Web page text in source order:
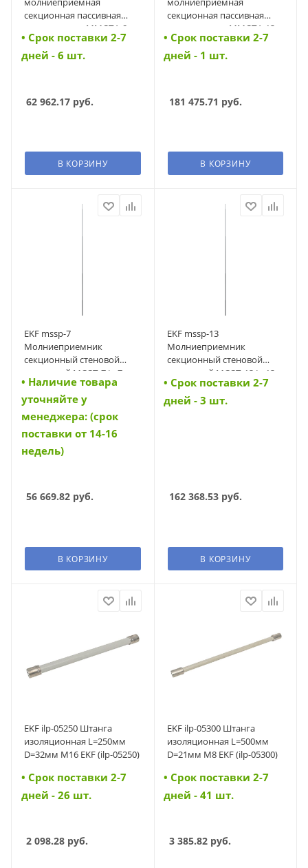
секционная пассивная
алюминиевая ММСПА-8
L=8м Al EKF (mmspa-8)
• Cрок поставки 2-7
дней - 6 шт.
62 962.17 руб.
В КОРЗИНУ
секционная пассивная
алюминиевая ММСПА-13
L=13м Al EKF (mmspa-13)
• Cрок поставки 2-7
дней - 1 шт.
181 475.71 руб.
В КОРЗИНУ
EKF mssp-7
Молниеприемник
секционный стеновой
пассивный МССП-7 L=7м
EKF (mssp-7)
• Наличие товара
уточняйте у
менеджера: (срок
поставки от 14-16
недель)
56 669.82 руб.
В КОРЗИНУ
EKF mssp-13
Молниеприемник
секционный стеновой
пассивный МССП-13 L=13м
EKF (mssp-13)
• Cрок поставки 2-7
дней - 3 шт.
162 368.53руб.
В КОРЗИНУ
EKF ilp-05250 Штанга
изоляционная L=250мм
D=32мм М16 EKF (ilp-05250)
• Cрок поставки 2-7
дней - 26 шт.
2 098.28 руб.
EKF ilp-05300 Штанга
изоляционная L=500мм
D=21мм М8 EKF (ilp-05300)
• Cрок поставки 2-7
дней - 41 шт.
3 385.82руб.